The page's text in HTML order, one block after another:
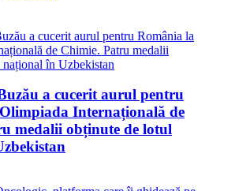
a cucerit aurul pentru
Internațională de
medalii obținute de lotul